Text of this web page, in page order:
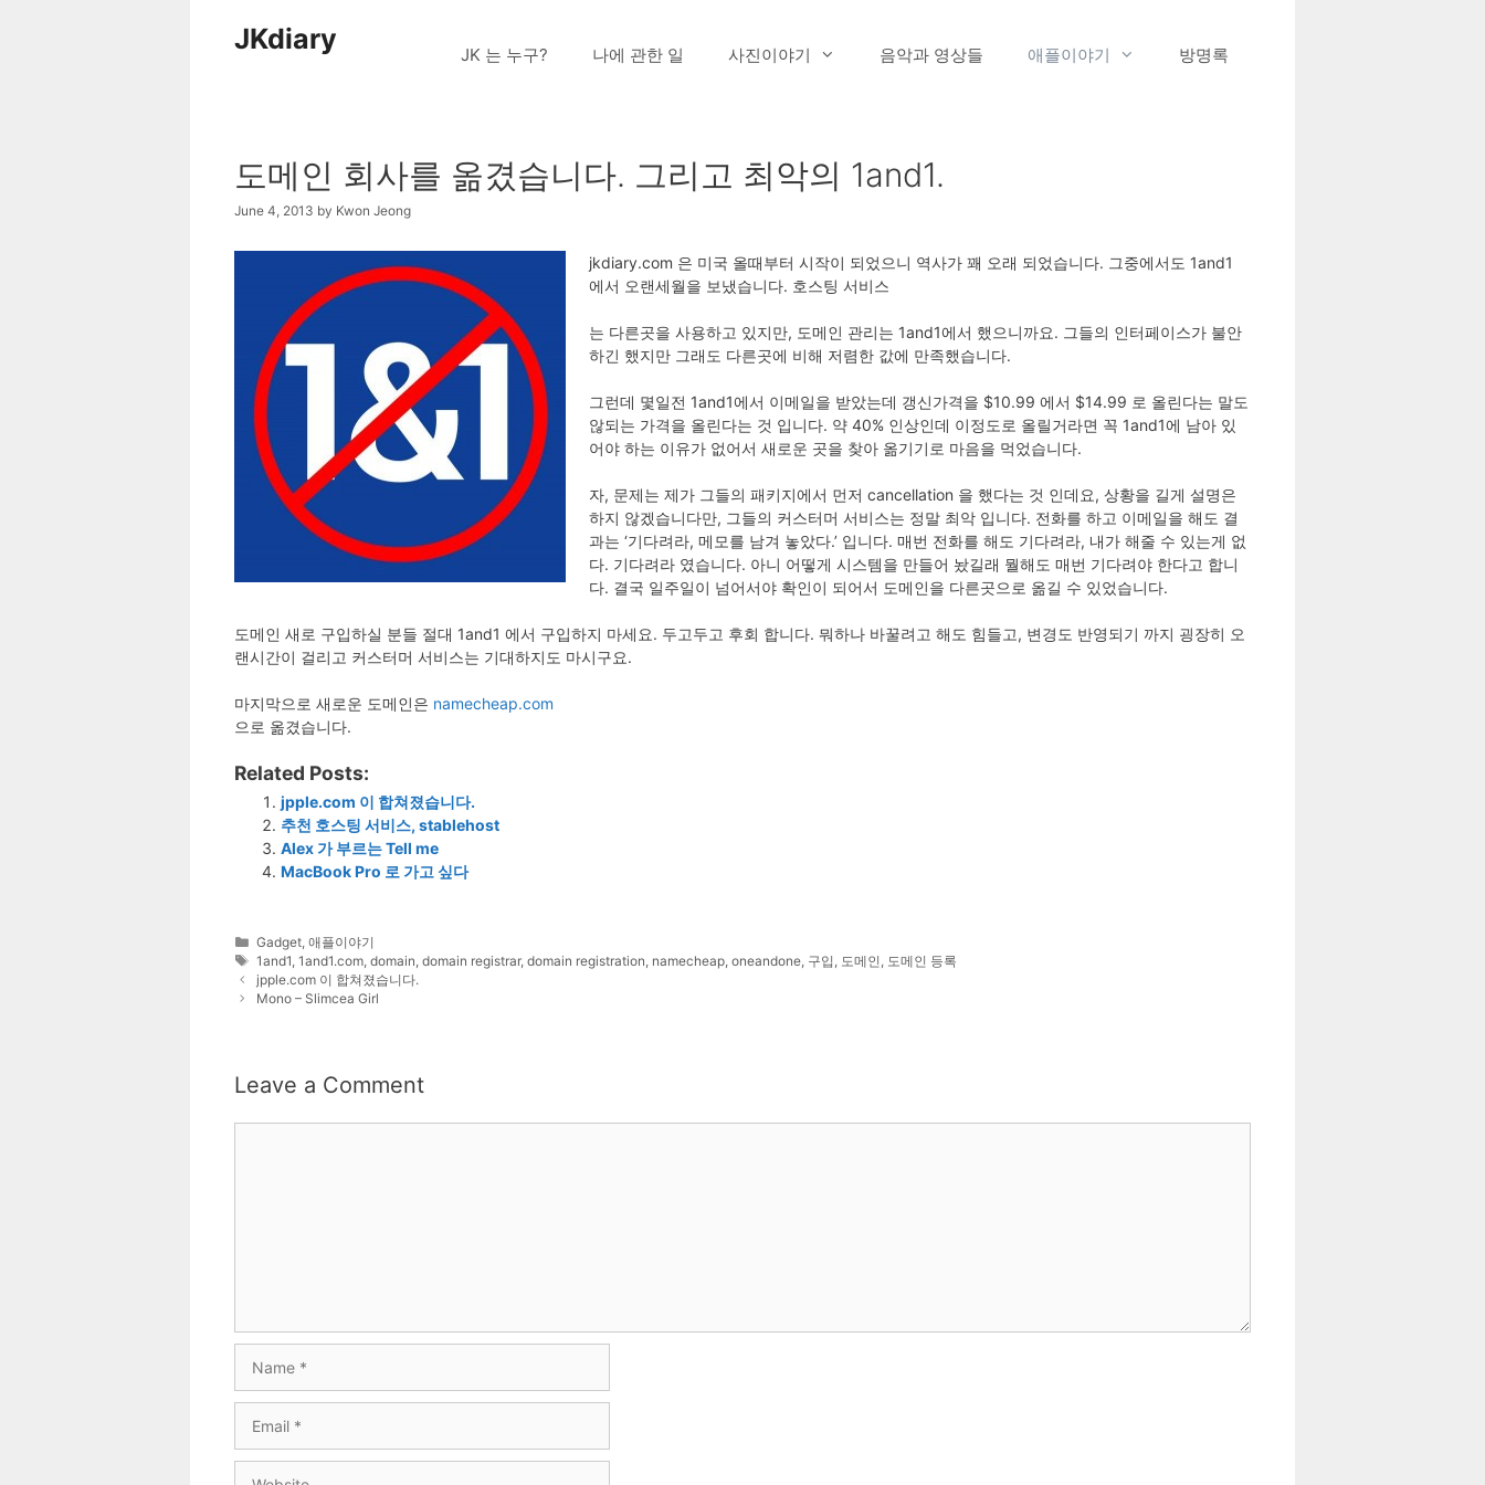
JKdiary JK 는 누구? 나에 관한 일 사진이야기 음악과 영상들 애플이야기 방명록
도메인 회사를 옮겼습니다. 그리고 최악의 1and1.
June 4, 2013 by Kwon Jeong
jkdiary.com 은 미국 올때부터 시작이 되었으니 역사가 꽤 오래 되었습니다. 그중에서도 1and1
에서 오랜세월을 보냈습니다. 호스팅 서비스
는 다른곳을 사용하고 있지만, 도메인 관리는 1and1에서 했으니까요. 그들의 인터페이스가 불안
하긴 했지만 그래도 다른곳에 비해 저렴한 값에 만족했습니다.
그런데 몇일전 1and1에서 이메일을 받았는데 갱신가격을 $10.99 에서 $14.99 로 올린다는 말도
않되는 가격을 올린다는 것 입니다. 약 40% 인상인데 이정도로 올릴거라면 꼭 1and1에 남아 있
어야 하는 이유가 없어서 새로운 곳을 찾아 옮기기로 마음을 먹었습니다.
자, 문제는 제가 그들의 패키지에서 먼저 cancellation 을 했다는 것 인데요, 상황을 길게 설명은
하지 않겠습니다만, 그들의 커스터머 서비스는 정말 최악 입니다. 전화를 하고 이메일을 해도 결
과는 ‘기다려라, 메모를 남겨 놓았다.’ 입니다. 매번 전화를 해도 기다려라, 내가 해줄 수 있는게 없
다. 기다려라 였습니다. 아니 어떻게 시스템을 만들어 놨길래 뭘해도 매번 기다려야 한다고 합니
다. 결국 일주일이 넘어서야 확인이 되어서 도메인을 다른곳으로 옮길 수 있었습니다.
도메인 새로 구입하실 분들 절대 1and1 에서 구입하지 마세요. 두고두고 후회 합니다. 뭐하나 바꿀려고 해도 힘들고, 변경도 반영되기 까지 굉장히 오
랜시간이 걸리고 커스터머 서비스는 기대하지도 마시구요.
마지막으로 새로운 도메인은 namecheap.com
으로 옮겼습니다.
Related Posts:
jpple.com 이 합쳐졌습니다.
추천 호스팅 서비스, stablehost
Alex 가 부르는 Tell me
MacBook Pro 로 가고 싶다
Categories
Gadget ,애플이야기
Tags
1and1 ,1and1.com ,domain ,domain registrar,domain registration namecheap ,oneandone 구입 도메인
도메인 등록
jpple.com 이 합쳐졌습니다.
Mono – Slimcea Girl
Leave a Comment